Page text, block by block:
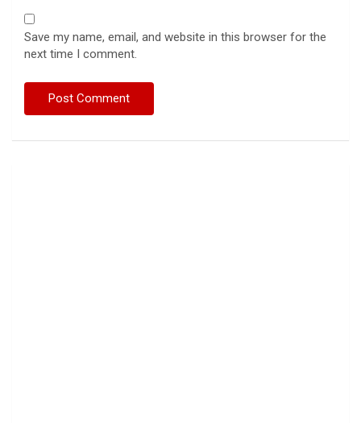
Save my name, email, and website in this browser for the
next time I comment.